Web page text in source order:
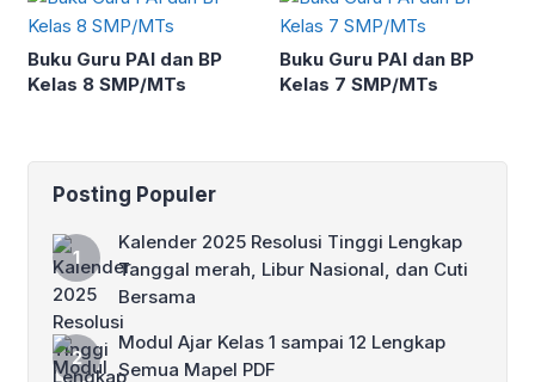
Buku Guru PAI dan BP
Kelas 8 SMP/MTs
Buku Guru PAI dan BP
Kelas 7 SMP/MTs
Posting Populer
Kalender 2025 Resolusi Tinggi Lengkap
Tanggal merah, Libur Nasional, dan Cuti
Bersama
Modul Ajar Kelas 1 sampai 12 Lengkap
Semua Mapel PDF